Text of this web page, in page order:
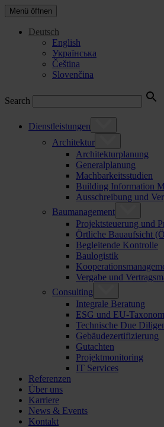
Menü öffnen
Deutsch
English
Українська
Čeština
Slovenčina
Search
Dienstleistungen
Architektur
Architekturplanung
Generalplanung
Machbarkeitsstudien
Building Information
Ausschreibung und
Baumanagement
Projektsteuerung und
Örtliche Bauaufsicht
Begleitende Kontrolle
Baulogistik
Vergabe und
Consulting
Integrale Beratung
ESG und EU-
Technische Due
Gebäudezertifizierung
Gutachten
Projektmonitoring
IT Services
Referenzen
Über uns
Karriere
News & Events
Kontakt